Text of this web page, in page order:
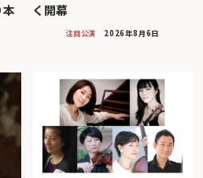
く開幕
注目公演 2026年8月6日